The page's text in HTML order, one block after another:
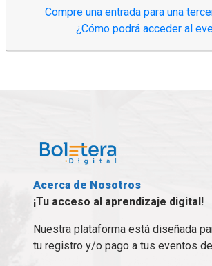
Compre una entrada para una
¿Cómo podrá acceder al
Acerca de Nosotros
¡Tu acceso al aprendizaje digital!
Nuestra plataforma está diseñada
tu registro y/o pago a tus eventos